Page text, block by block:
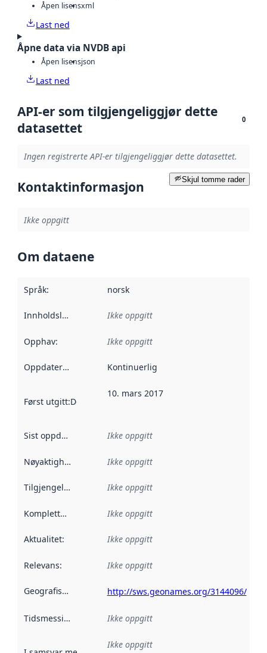
Åpen lisensxml
Last ned
Åpne data via NVDB api
Åpen lisensjson
Last ned
API-er som tilgjengeliggjør dette
datasettet
0
Ingen registrerte API-er tilgjengeliggjør dette datasettet.
Skjul tomme rader
Kontaktinformasjon
Ikke oppgitt
Om dataene
Språk: norsk
Innholdsleverandører :
Ikke oppgitt
Opphav: Ikke oppgitt
Oppdateringsfrekvens :
Kontinuerlig
Først utgitt:Denne datoen sier når dataene i dette
10. mars 2017
Sist oppdatert Ikke oppgitt
Nøyaktighet Ikke oppgitt
Tilgjengelighet Ikke oppgitt
Kompletthet Ikke oppgitt
Aktualitet: Ikke oppgitt
Relevans: Ikke oppgitt
Geografisk avgrensning :
http://sws.geonames.org/3144096/
Tidsmessig avgrensning :
Ikke oppgitt
Ikke oppgitt